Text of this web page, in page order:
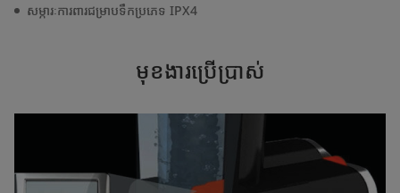
សម្ភារៈការពារជម្រាបទឹកប្រភេទ IPX4
មុខងារប្រើប្រាស់